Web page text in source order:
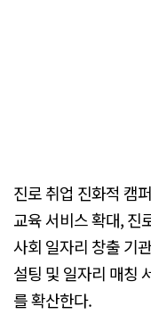
진로 취업 진화적 캠
교육 서비스 확대, 진
사회 일자리 창출 기
설팅 및 일자리 매칭
를 확산한다.